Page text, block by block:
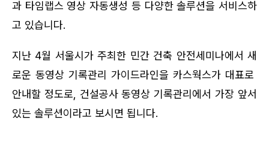
과 타임랩스 영상 자동생성 등 다양한 솔루션을 서비스하
고 있습니다.
지난 4월 서울시가 주최한 민간 건축 안전세미나에서 새
로운 동영상 기록관리 가이드라인을 카스웍스가 대표로
안내할 정도로, 건설공사 동영상 기록관리에서 가장 앞서
있는 솔루션이라고 보시면 됩니다.